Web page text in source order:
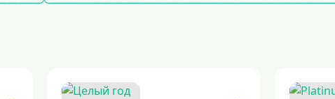
и минимальными требованиями.
дней без начисления процентов
кредитные карты с возвратом денег